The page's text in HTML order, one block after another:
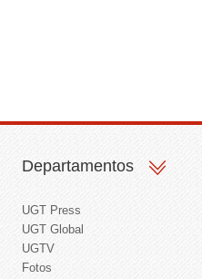
Departamentos
UGT Press
UGT Global
UGTV
Fotos